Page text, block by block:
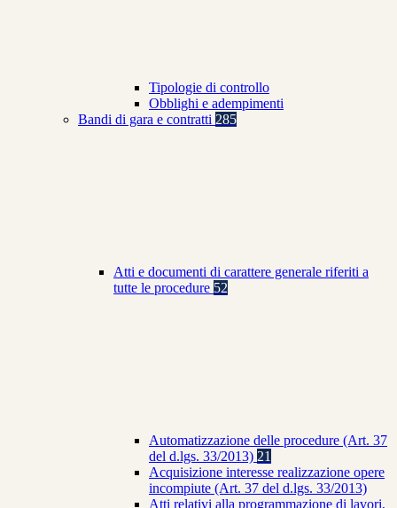
Tipologie di controllo
Obblighi e adempimenti
Bandi di gara e contratti 285
Atti e documenti di carattere generale riferiti a
tutte le procedure 52
Automatizzazione delle procedure (Art. 37
del d.lgs. 33/2013) 21
Acquisizione interesse realizzazione opere
incompiute (Art. 37 del d.lgs. 33/2013)
Atti relativi alla programmazione di lavori,